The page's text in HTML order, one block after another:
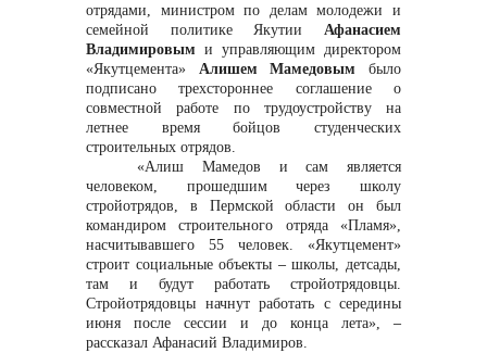
+7 (423) 234 50 50
info@vostokcement.ru
отрядами, министром по делам молодежи и
семейной политике Якутии Афанасием
Владимировым и управляющим директором
«Якутцемента» Алишем Мамедовым было
подписано трехстороннее соглашение о
совместной работе по трудоустройству на
летнее время бойцов студенческих
строительных отрядов.
«Алиш Мамедов и сам является
человеком, прошедшим через школу
стройотрядов, в Пермской области он был
командиром строительного отряда «Пламя»,
насчитывавшего 55 человек. «Якутцемент»
строит социальные объекты –школы, детсады,
там и будут работать стройотрядовцы.
Стройотрядовцы начнут работать с середины
июня после сессии и до конца лета», –
рассказал Афанасий Владимиров.